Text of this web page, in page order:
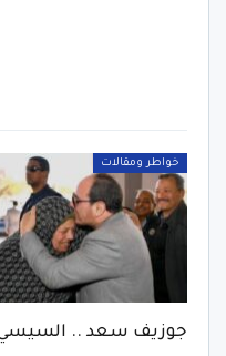
خواطر ومقالات
جوزيف سعد ..